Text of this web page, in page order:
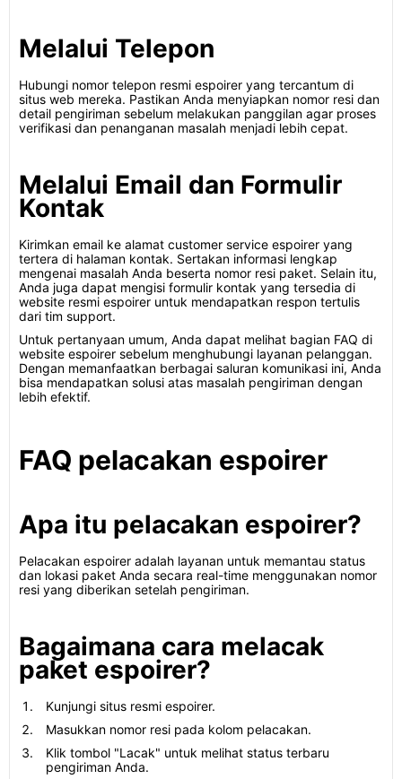
Melalui Telepon
Hubungi nomor telepon resmi espoirer yang tercantum di
situs web mereka. Pastikan Anda menyiapkan nomor resi dan
detail pengiriman sebelum melakukan panggilan agar proses
verifikasi dan penanganan masalah menjadi lebih cepat.
Melalui Email dan Formulir
Kontak
Kirimkan email ke alamat customer service espoirer yang
tertera di halaman kontak. Sertakan informasi lengkap
mengenai masalah Anda beserta nomor resi paket. Selain itu,
Anda juga dapat mengisi formulir kontak yang tersedia di
website resmi espoirer untuk mendapatkan respon tertulis
dari tim support.
Untuk pertanyaan umum, Anda dapat melihat bagian FAQ di
website espoirer sebelum menghubungi layanan pelanggan.
Dengan memanfaatkan berbagai saluran komunikasi ini, Anda
bisa mendapatkan solusi atas masalah pengiriman dengan
lebih efektif.
FAQ pelacakan espoirer
Apa itu pelacakan espoirer?
Pelacakan espoirer adalah layanan untuk memantau status
dan lokasi paket Anda secara real-time menggunakan nomor
resi yang diberikan setelah pengiriman.
Bagaimana cara melacak
paket espoirer?
Kunjungi situs resmi espoirer.
Masukkan nomor resi pada kolom pelacakan.
Klik tombol "Lacak" untuk melihat status terbaru
pengiriman Anda.